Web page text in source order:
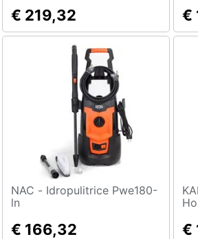
Nero, Verde
€ 219,32 €
NAC - Idropulitrice Pwe180-
ln
€ 166,32 €